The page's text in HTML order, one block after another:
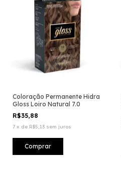
Coloração Permanente Hidra
Gloss Loiro Natural 7.0
R$35,88
7 x de R$5,13 sem juros